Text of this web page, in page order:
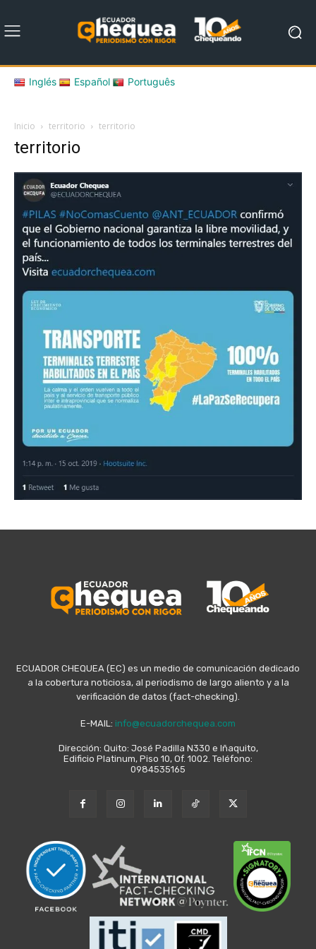
Inglés Español Português
Inicio territorio territorio
territorio
ECUADOR CHEQUEA (EC) es un medio de comunicación dedicado
a la cobertura noticiosa, al periodismo de largo aliento y a la
verificación de datos (fact-checking).
E-MAIL: info@ecuadorchequea.com
Dirección: Quito: José Padilla N330 e Iñaquito,
Edificio Platinum, Piso 10, Of. 1002. Teléfono:
0984535165